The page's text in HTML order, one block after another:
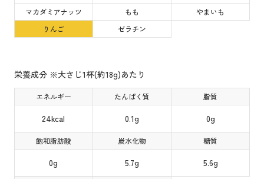
マカダミアナッツ
もも
やまいも
りんご
ゼラチン
栄養成分 ※大さじ1杯(約18g)あたり
エネルギー
24kcal
たんぱく質
0.1g
脂質
0g
飽和脂肪酸
0g
炭水化物
5.7g
糖質
5.6g